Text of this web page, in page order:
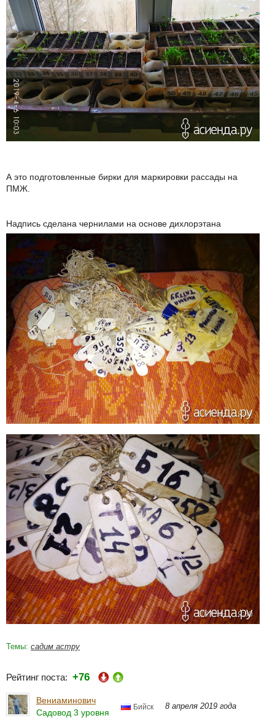
А это подготовленные бирки для маркировки рассады на
ПМЖ.
Надпись сделана чернилами на основе дихлорэтана
Темы: садим астру
Рейтинг поста: +76
Вениаминович
Садовод 3 уровня
Бийск 8 апреля 2019 года